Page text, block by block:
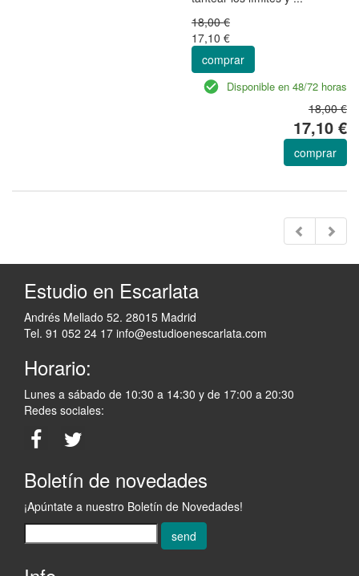
18,00 €
17,10 €
comprar
Disponible en 48/72 horas
18,00 €
17,10 €
comprar
Estudio en Escarlata
Andrés Mellado 52. 28015 Madrid
Tel. 91 052 24 17 info@estudioenescarlata.com
Horario:
Lunes a sábado de 10:30 a 14:30 y de 17:00 a 20:30
Redes sociales:
Boletín de novedades
¡Apúntate a nuestro Boletín de Novedades!
send